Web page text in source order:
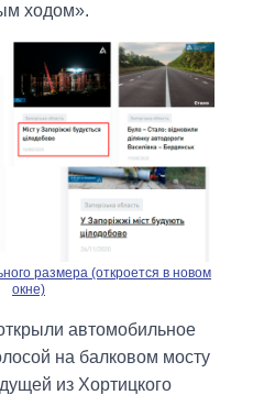
ходом».
размера (откроется в новом
окне)
автомобильное
на балковом мосту
из Хортицкого